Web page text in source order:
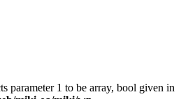
parameter 1 to be array, bool given in